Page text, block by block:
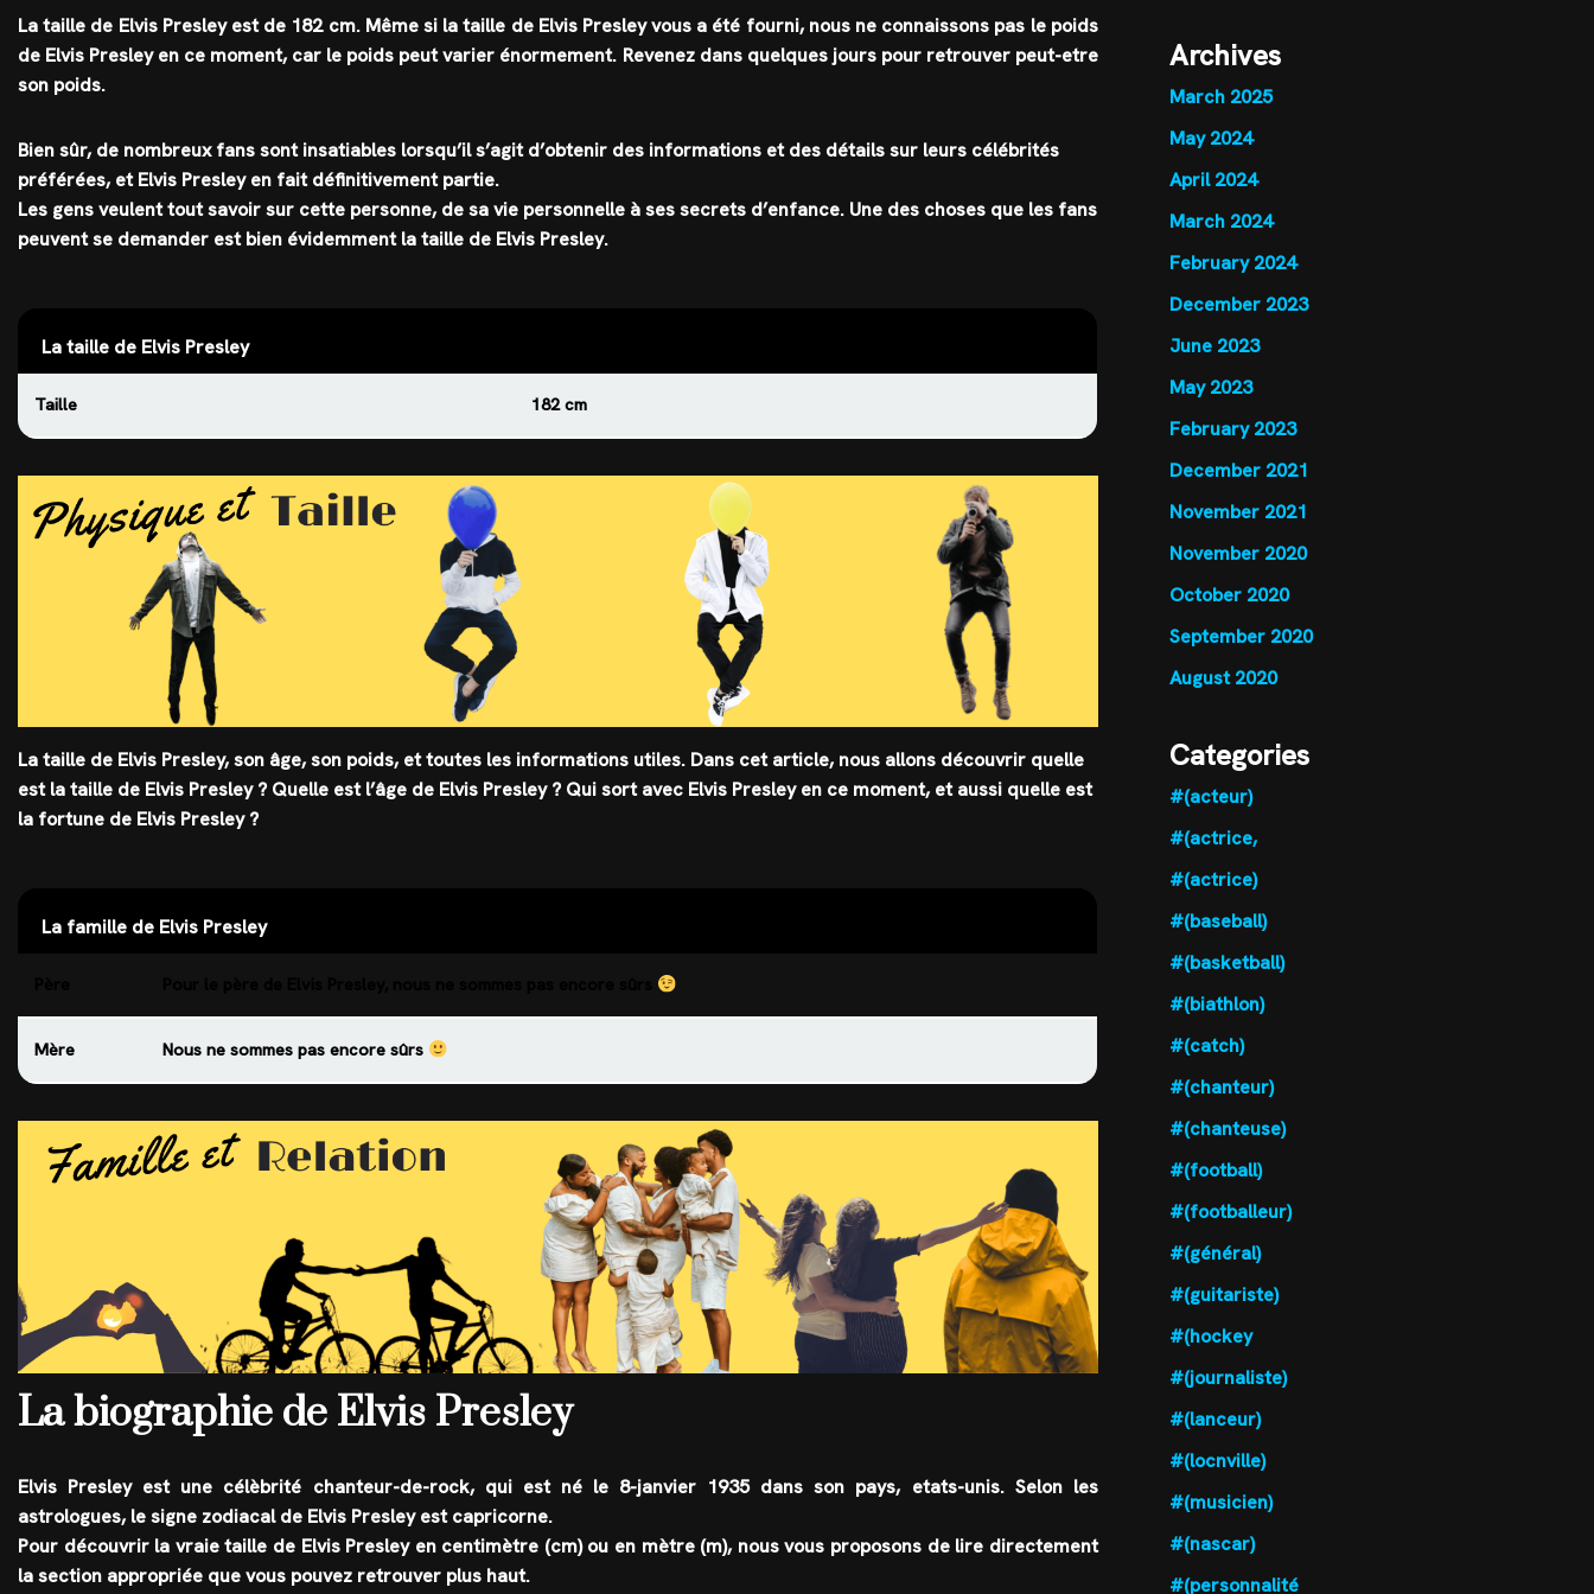
La taille de Elvis Presley est de 182 cm. Même si la taille de Elvis Presley vous a été fourni, nous ne connaissons pas le poids
de Elvis Presley en ce moment, car le poids peut varier énormement. Revenez dans quelques jours pour retrouver peut-etre
son poids.
Bien sûr, de nombreux fans sont insatiables lorsqu’il s’agit d’obtenir des informations et des détails sur leurs célébrités
préférées, etElvis Presleyen fait définitivement partie.
Les gens veulent tout savoir sur cette personne, de sa vie personnelle à ses secrets d’enfance. Une des choses que les fans
peuvent se demander est bien évidemment la taille de Elvis Presley.
La taille de Elvis Presley
Taille 182 cm
La taille de Elvis Presley, son âge, son poids, et toutes les informations utiles. Dans cet article, nous allons découvrir quelle
estla taille de Elvis Presley ? Quelle est l’âge de Elvis Presley ? Qui sort avec Elvis Presley en ce moment, et aussi quelle est
la fortune de Elvis Presley ?
La famille de Elvis Presley
Mère Nous ne sommes pas encore sûrs
La biographie de Elvis Presley
Elvis Presley est une célèbrité chanteur-de-rock, qui est né le 8-janvier 1935dans son pays, etats-unis. Selon les
astrologues, lesigne zodiacalde Elvis Presley estcapricorne.
Pour découvrir la vraie taille de Elvis Presley en centimètre (cm) ou en mètre (m), nous vous proposons de lire directement
la section appropriée que vous pouvez retrouver plus haut.
Archives
March 2025
May 2024
April 2024
March 2024
February 2024
December 2023
June 2023
May 2023
February 2023
December 2021
November 2021
November 2020
October 2020
September 2020
August 2020
Categories
#(acteur)
#(actrice,
#(actrice)
#(baseball)
#(basketball)
#(biathlon)
#(catch)
#(chanteur)
#(chanteuse)
#(football)
#(footballeur)
#(général)
#(guitariste)
#(hockey
#(journaliste)
#(lanceur)
#(locnville)
#(musicien)
#(nascar)
#(personnalité